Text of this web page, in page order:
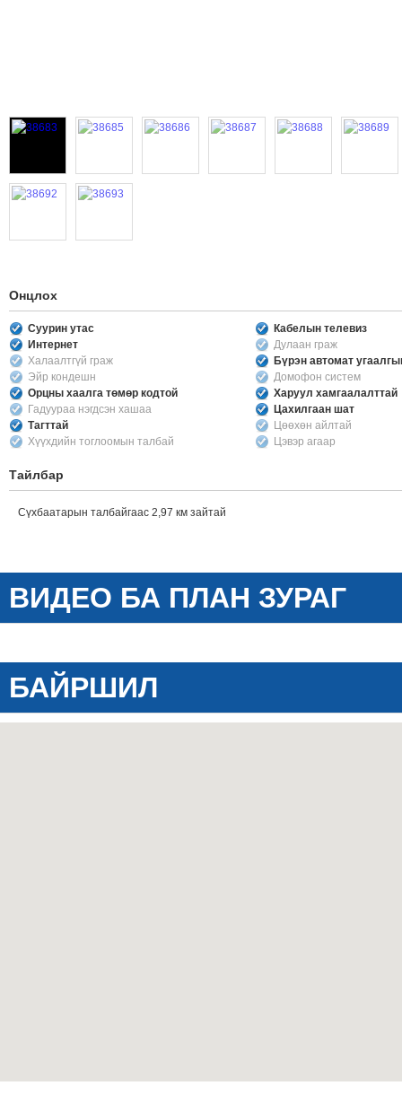
Онцлох
Суурин утас
Кабелын телевиз
Интернет
Дулаан граж
Халаалтгүй граж
Бүрэн автомат
Эйр кондешн
Домофон систем
Орцны хаалга төмөр кодтой
Харуул хамгаалалттай
Гадуураа нэгдсэн хашаа
Цахилгаан шат
Тагттай
Цөөхөн айлтай
Хүүхдийн тоглоомын талбай
Цэвэр агаар
Тайлбар
Сүхбаатарын талбайгаас 2,97 км зайтай
ВИДЕО БА ПЛАН ЗУРАГ
БАЙРШИЛ